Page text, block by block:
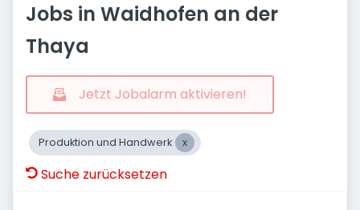
Jobs in Waidhofen an der
Thaya
Jetzt Jobalarm aktivieren!
Produktion und Handwerk
Suche zurücksetzen